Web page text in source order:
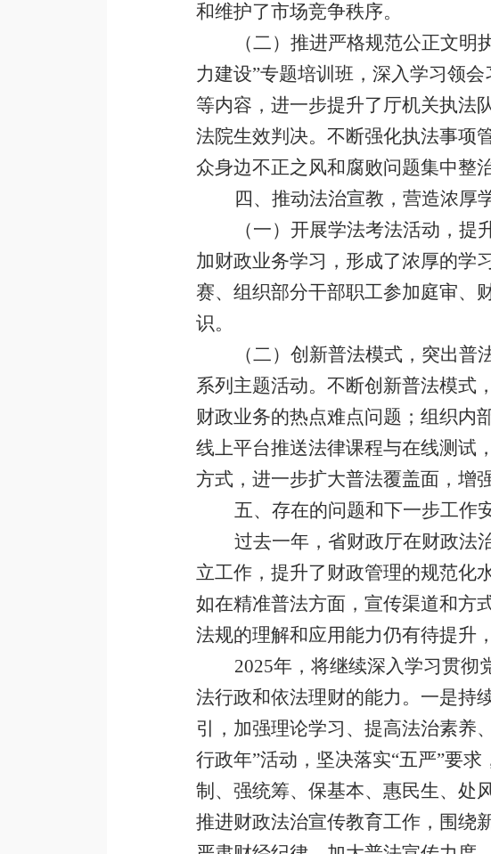
和维护了市场竞争秩序。
（二）推进严格规范公正文明
力建设”专题培训班，深入学习领
等内容，进一步提升了厅机关执法
法院生效判决。不断强化执法事项
众身边不正之风和腐败问题集中整
四、推动法治宣教，营造浓厚
（一）开展学法考法活动，提
加财政业务学习，形成了浓厚的学
赛、组织部分干部职工参加庭审、
识。
（二）创新普法模式，突出普
系列主题活动。不断创新普法模式
财政业务的热点难点问题；组织内
线上平台推送法律课程与在线测试
方式，进一步扩大普法覆盖面，增
五、存在的问题和下一步工作
过去一年，省财政厅在财政法
立工作，提升了财政管理的规范化
如在精准普法方面，宣传渠道和方
法规的理解和应用能力仍有待提升
2025年，将继续深入学习贯彻
法行政和依法理财的能力。一是持
引，加强理论学习、提高法治素养
行政年”活动，坚决落实“五严”要
制、强统筹、保基本、惠民生、处
推进财政法治宣传教育工作，围绕